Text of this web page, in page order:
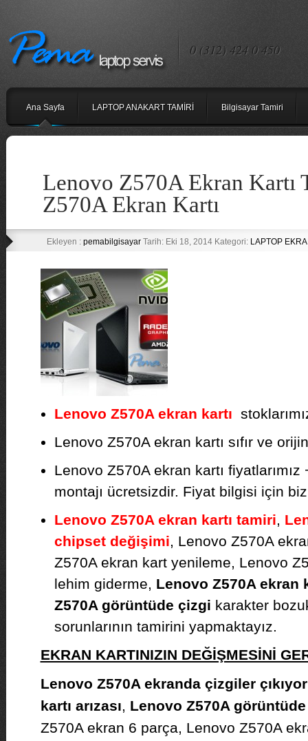
0 (312) 424 0 450
Ana Sayfa LAPTOP ANAKART TAMİRİ Bilgisayar Tamiri
Lenovo Z570A Ekran Kartı
Z570A Ekran Kartı
Ekleyen : pemabilgisayarTarih: Eki 18, 2014 Kategori: LAPTOP
Lenovo Z570A ekran kartı
Lenovo Z570A ekran kartı sıfır ve
Lenovo Z570A ekran kartı
montajı ücretsizdir. Fiyat bilgisi için
Lenovo Z570A ekran kartı tamiri,
chipset değişimi, Lenovo Z570A
Z570A ekran kart yenileme, Lenovo
lehim giderme, Lenovo Z570A ekran
Z570A görüntüde çizgi karakter
sorunlarının tamirini yapmaktayız.
EKRAN KARTINIZIN DEĞİŞMESİNİ
Lenovo Z570A ekranda çizgiler çıkıyor
kartı arızası, Lenovo Z570A
Z570A ekran 6 parça, Lenovo Z570A